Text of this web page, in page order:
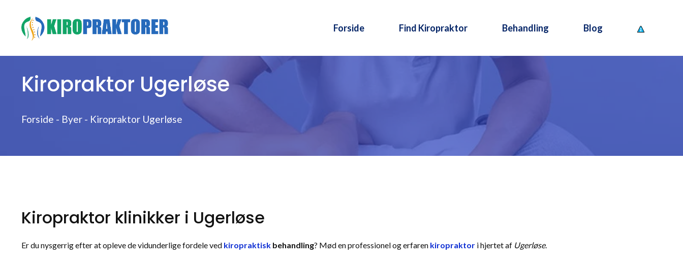
indhold
Forside Find Kiropraktor Behandling Blog
Kiropraktor Ugerløse
Forside - Byer - Kiropraktor Ugerløse
Kiropraktor klinikker i Ugerløse
Er du nysgerrig efter at opleve de vidunderlige fordele ved kiropraktisk behandling? Mød en professionel og erfaren kiropraktor i hjertet af Ugerløse.